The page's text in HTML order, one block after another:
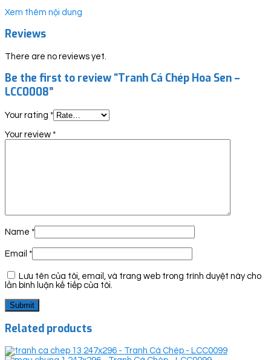
Xem thêm nội dung
Reviews
There are no reviews yet.
Be the first to review “Tranh Cá Chép Hoa Sen –
LCC0008”
Your rating *
Your review *
Name *
Email *
Lưu tên của tôi, email, và trang web trong trình duyệt này cho
lần bình luận kế tiếp của tôi.
Related products